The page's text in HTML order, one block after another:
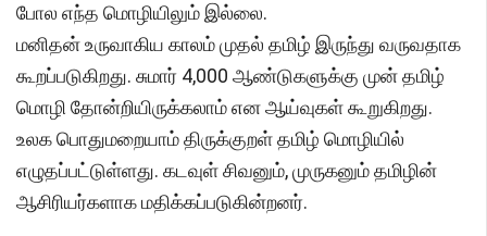
போல எந்த மொழியிலும் இல்லை.
மனிதன் உருவாகிய காலம் முதல் தமிழ் இருந்து வருவதாக
கூறப்படுகிறது. சுமார் 4,000 ஆண்டுகளுக்கு முன் தமிழ்
மொழி தோன்றியிருக்கலாம் என ஆய்வுகள் கூறுகிறது.
உலக பொதுமறையாம் திருக்குறள் தமிழ் மொழியில்
எழுதப்பட்டுள்ளது. கடவுள் சிவனும், முருகனும் தமிழின்
ஆசிரியர்களாக மதிக்கப்படுகின்றனர்.